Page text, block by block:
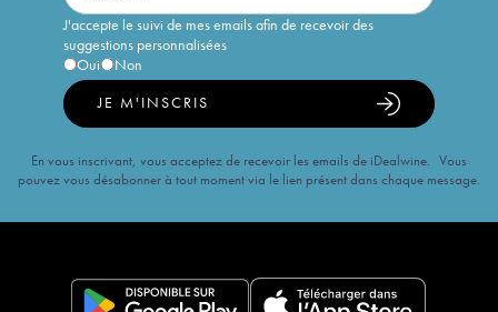
J'accepte le suivi de mes emails afin de recevoir des
suggestions personnalisées
Oui
Non
JE M'INSCRIS
En vous inscrivant, vous acceptez de recevoir les emails de iDealwine. Vous
pouvez vous désabonner à tout moment via le lien présent dans chaque message.